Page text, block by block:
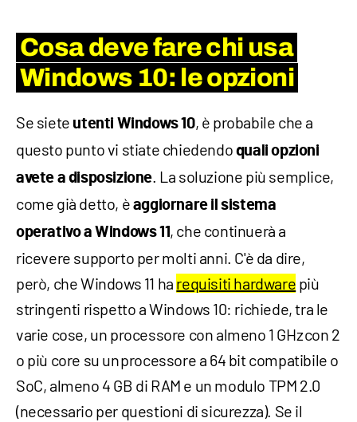
Cosa deve fare chi usa
Windows 10: le opzioni
Se siete utenti Windows 10, è probabile che a
questo punto vi stiate chiedendo quali opzioni
avete a disposizione. La soluzione più semplice,
come già detto, è aggiornare il sistema
operativo a Windows 11 , che continuerà a
ricevere supporto per molti anni. C'è da dire,
però, che Windows 11 ha requisiti hardware più
stringenti rispetto a Windows 10: richiede, tra le
varie cose, un processore con almeno 1 GHz con 2
o più core su un processore a 64 bit compatibile o
SoC, almeno 4 GB di RAM e un modulo TPM 2.0
(necessario per questioni di sicurezza). Se il